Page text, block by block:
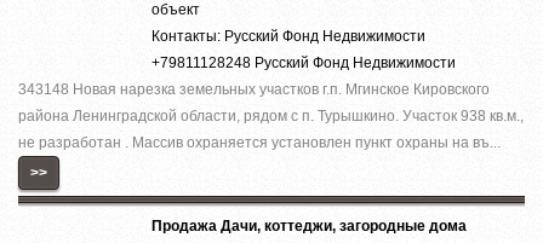
объект
Контакты: Русский Фонд Недвижимости
+79811128248 Русский Фонд Недвижимости
343148 Новая нарезка земельных участков г.п. Мгинское Кировского
района Ленинградской области, рядом с п. Турышкино. Участок 938 кв.м.,
не разработан . Массив охраняется установлен пункт охраны на въ...
>>
Продажа Дачи, коттеджи, загородные дома